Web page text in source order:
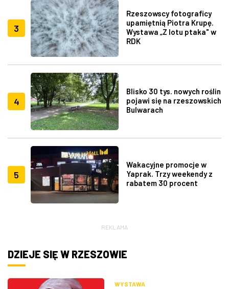
3
Rzeszowscy fotograficy
upamiętnią Piotra Krupę.
Wystawa „Z lotu ptaka" w
RDK
4
Blisko 30 tys. nowych roślin
pojawi się na rzeszowskich
Bulwarach
5
Wakacyjne promocje w
Yaprak. Trzy weekendy z
rabatem 30 procent
REKLAMA
DZIEJE SIĘ W RZESZOWIE
WYSTAWA